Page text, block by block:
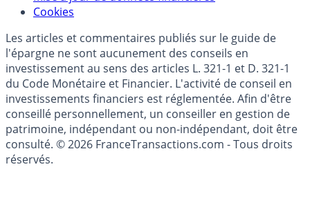
Mise à jour de données financières
Cookies
Les articles et commentaires publiés sur le guide de
l'épargne ne sont aucunement des conseils en
investissement au sens des articles L. 321-1 et D. 321-1
du Code Monétaire et Financier. L'activité de conseil en
investissements financiers est réglementée. Afin d'être
conseillé personnellement, un conseiller en gestion de
patrimoine, indépendant ou non-indépendant, doit être
consulté. © 2026 FranceTransactions.com - Tous droits